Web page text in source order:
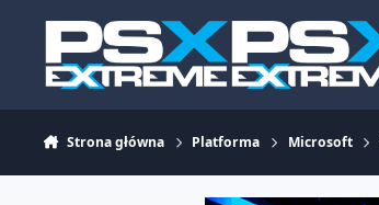
Strona główna Platforma Microsoft